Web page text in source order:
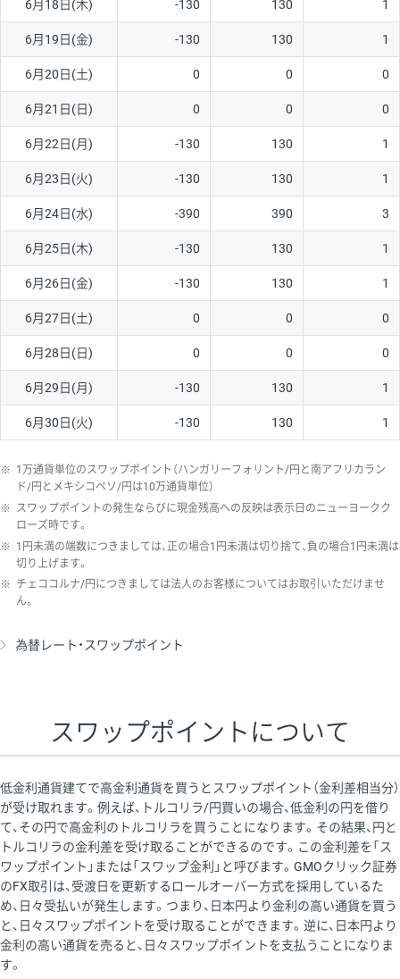
6月18日(木) -130 130 1
6月19日(金) -130 130 1
6月20日(土) 0 0 0
6月21日(日) 0 0 0
6月22日(月) -130 130 1
6月23日(火) -130 130 1
6月24日(水) -390 390 3
6月25日(木) -130 130 1
6月26日(金) -130 130 1
6月27日(土) 0 0 0
6月28日(日) 0 0 0
6月29日(月) -130 130 1
6月30日(火) -130 130 1
※ 1万通貨単位のスワップポイント（ハンガリーフォリント/円と南アフリカラン
ド/円とメキシコペソ/円は10万通貨単位）
※ スワップポイントの発生ならびに現金残高への反映は表示日のニューヨークク
ローズ時です。
※ 1円未満の端数につきましては、正の場合1円未満は切り捨て、負の場合1円未満は
切り上げます。
※ チェココルナ/円につきましては法人のお客様についてはお取引いただけませ
ん。
為替レート・スワップポイント
スワップポイントについて
低金利通貨建てで高金利通貨を買うとスワップポイント（金利差相当分）
が受け取れます。例えば、トルコリラ/円買いの場合、低金利の円を借り
て、その円で高金利のトルコリラを買うことになります。その結果、円と
トルコリラの金利差を受け取ることができるのです。この金利差を「ス
ワップポイント」または「スワップ金利」と呼びます。GMOクリック証券
のFX取引は、受渡日を更新するロールオーバー方式を採用しているた
め、日々受払いが発生します。つまり、日本円より金利の高い通貨を買う
と、日々スワップポイントを受け取ることができます。逆に、日本円より
金利の高い通貨を売ると、日々スワップポイントを支払うことになりま
す。